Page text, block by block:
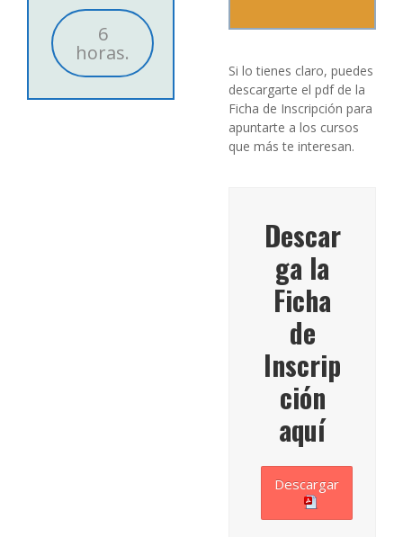
6
horas.
Si lo tienes claro, puedes
descargarte el pdf de la
Ficha de Inscripción para
apuntarte a los cursos
que más te interesan.
Descar
ga la
Ficha
de
Inscrip
ción
aquí
Descargar